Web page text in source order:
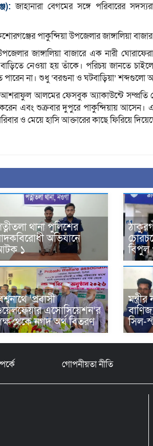
জাহানারা বেগমের সঙ্গে পরিবারের
পাকুন্দিয়া উপজেলার জাঙ্গালিয়া বাজার
জাঙ্গালিয়া বাজারে এক নারী
নেওয়া হয় তাঁকে। পরিচয় জানতে চাইলে
পারেন না। শুধু ‘বরগুনা ও ঘটবাড়িয়া’
আশরাফুল আলমের ফেসবুক অ্যাকাউন্টে
এবং শুক্রবার দুপুরে পাকুন্দিয়ায়
ও মেয়ে হাসি আক্তারের কাছে ফিরিয়ে
থানা পুলিশের
অভিযানে
১
বিপুল
‘প্রবাসী
এসোসিয়েশন’র
থেকে নগদ অর্থ বিতরণ
সিল-
গোপনীয়তা নীতি